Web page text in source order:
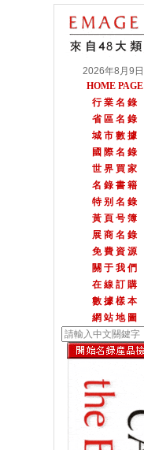
2026年8月9日
HOME PAGE
行 業 名 錄
省 區 名 錄
城 市 數 據
國 際 名 錄
世 界 買 家
名 錄 書 籍
特 别 名 錄
黃 頁 号 簿
展 商 名 錄
免 費 資 源
關 于 我 們
在 線 訂 購
數 據 樣 本
網 站 地 圖